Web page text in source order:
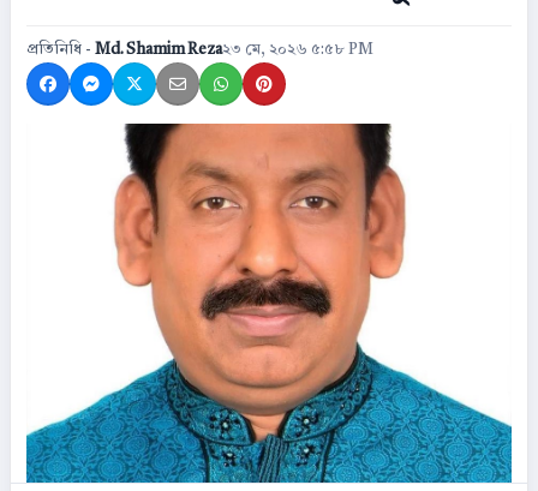
প্রতিনিধি - Md. Shamim Reza২৩ মে, ২০২৬ ৫:৫৮ PM
Share on Facebook
Share on Messenger
Share on X
Share by Email
Share on WhatsApp
Share on Pinterest